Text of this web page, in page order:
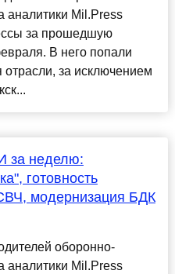
аналитики Mil.Press
за прошедшую
В него попали
за исключением
за неделю:
готовность
модернизация БДК
оборонно-
аналитики Mil.Press